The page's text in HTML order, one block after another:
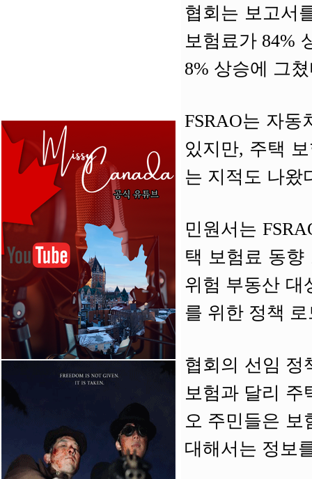
협회는 보고서
보험료가 84%
8% 상승에 그
FSRAO는 자
있지만, 주택
는 지적도 나왔
민원서는
택 보험료 동
위험 부동산
를 위한 정책
협회의 선임 정
보험과 달리 주
오 주민들은 보
대해서는 정보